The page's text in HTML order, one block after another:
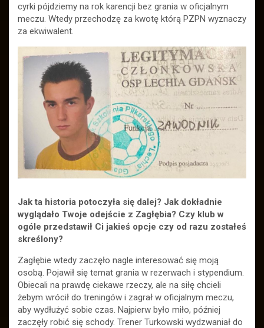
cyrki pójdziemy na rok karencji bez grania w oficjalnym
meczu. Wtedy przechodzę za kwotę którą PZPN wyznaczy
za ekwiwalent.
Jak ta historia potoczyła się dalej? Jak dokładnie
wyglądało Twoje odejście z Zagłębia? Czy klub w
ogóle przedstawił Ci jakieś opcje czy od razu zostałeś
skreślony?
Zagłębie wtedy zaczęło nagle interesować się moją
osobą. Pojawił się temat grania w rezerwach i stypendium.
Obiecali na prawdę ciekawe rzeczy, ale na siłę chcieli
żebym wrócił do treningów i zagrał w oficjalnym meczu,
aby wydłużyć sobie czas. Najpierw było miło, później
zaczęły robić się schody. Trener Turkowski wydzwaniał do